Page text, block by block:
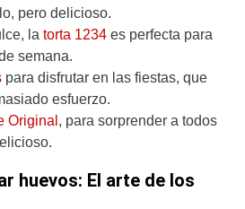
pero delicioso.
la torta 1234 es perfecta para
semana.
para disfrutar en las fiestas, que
esfuerzo.
Original , para sorprender a todos
huevos: El arte de los